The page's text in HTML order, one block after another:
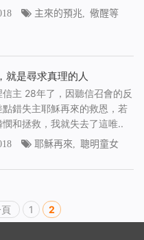
主來的預兆
儆醒等
就是尋求真理的人
主 28年了，因聽信召會的反
錯失主耶穌再來的救恩，若
和拯救，我就失去了這唯..
耶穌再來 聰明童女
頁 1 2